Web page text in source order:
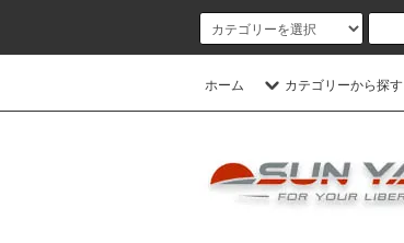
ホーム カテゴリーから探す